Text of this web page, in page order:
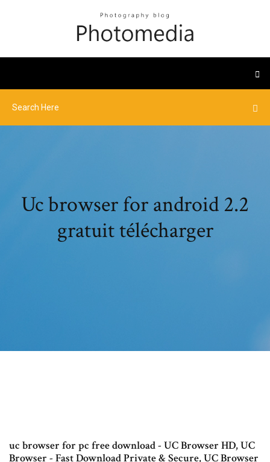
Uc browser for android 2.2
gratuit télécharger
uc browser for pc free download - UC Browser HD, UC
Browser - Fast Download Private & Secure, UC Browser